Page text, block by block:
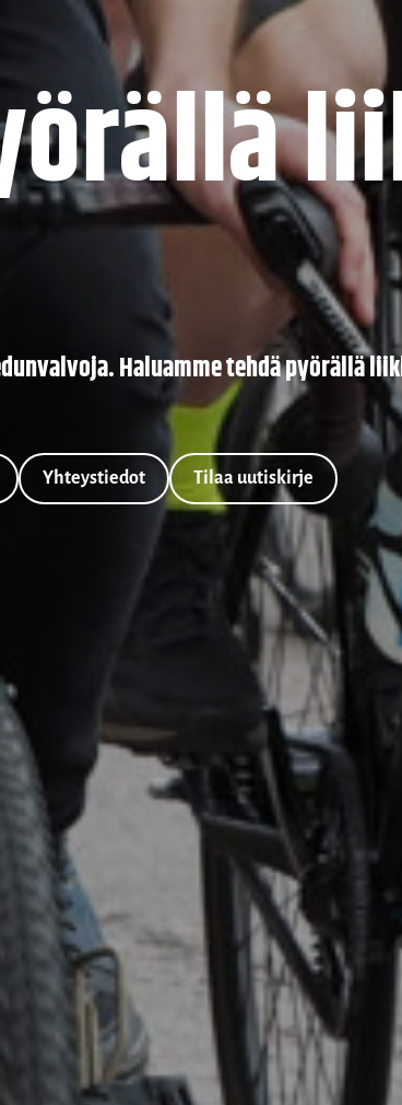
Haluamme tehdä pyörällä
Yhteystiedot Tilaa uutiskirje